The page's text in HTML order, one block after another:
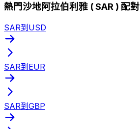
熱門沙地阿拉伯利雅 ( SAR ) 配對
SAR到USD
SAR到EUR
SAR到GBP